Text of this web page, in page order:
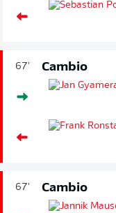
67' Cambio
67' Cambio